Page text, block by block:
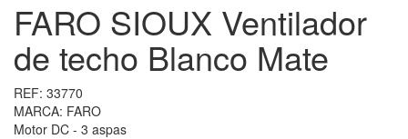
FARO SIOUX Ventilador
de techo Blanco Mate
REF: 33770
MARCA: FARO
Motor DC - 3 aspas